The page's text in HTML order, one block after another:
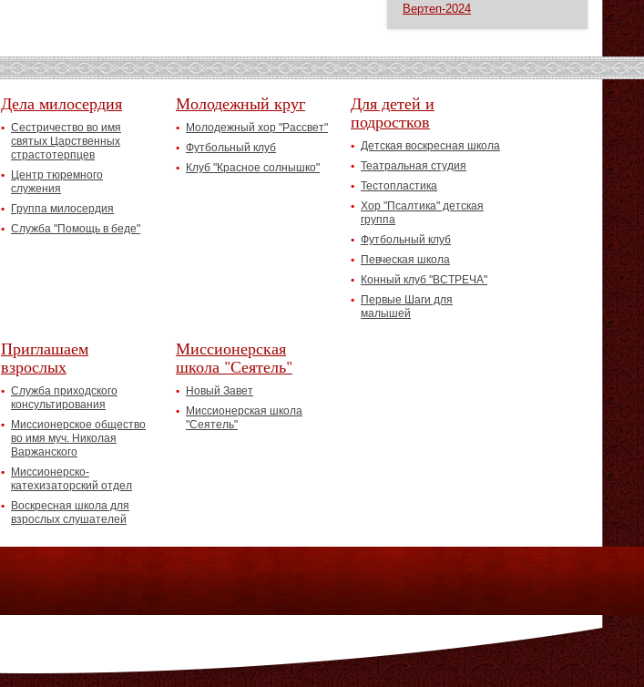
Вертеп-2024
Дела милосердия
Сестричество во имя
святых Царственных
страстотерпцев
Центр тюремного
служения
Группа милосердия
Служба "Помощь в беде"
Молодежный круг
Молодежный хор "Рассвет"
Футбольный клуб
Клуб "Красное солнышко"
Для детей и
подростков
Детская воскресная школа
Театральная студия
Тестопластика
Хор "Псалтика" детская
группа
Футбольный клуб
Певческая школа
Конный клуб "ВСТРЕЧА"
Первые Шаги для
малышей
Приглашаем
взрослых
Служба приходского
консультирования
Миссионерское общество
во имя муч. Николая
Варжанского
Миссионерско-
катехизаторский отдел
Воскресная школа для
взрослых слушателей
Миссионерская
школа "Сеятель"
Новый Завет
Миссионерская школа
"Сеятель"